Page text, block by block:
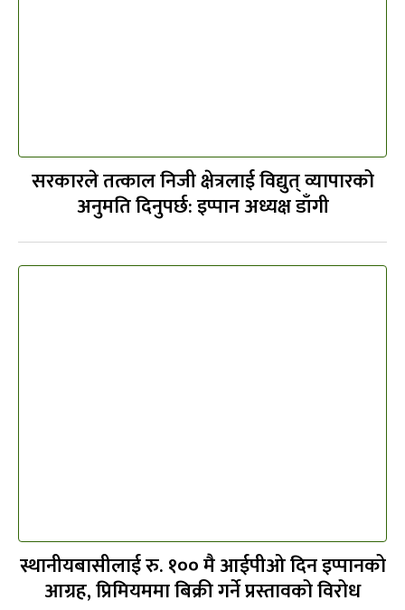
सरकारले तत्काल निजी क्षेत्रलाई विद्युत् व्यापारको
अनुमति दिनुपर्छ: इप्पान अध्यक्ष डाँगी
स्थानीयबासीलाई रु. १०० मै आईपीओ दिन इप्पानको
आग्रह, प्रिमियममा बिक्री गर्ने प्रस्तावको विरोध